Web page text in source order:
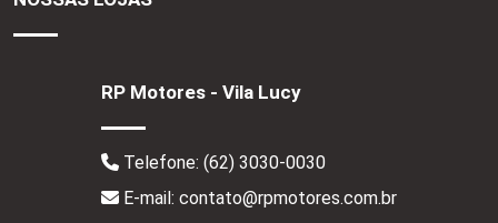
RP Motores - Vila Lucy
Telefone: (62) 3030-0030
E-mail: contato@rpmotores.com.br